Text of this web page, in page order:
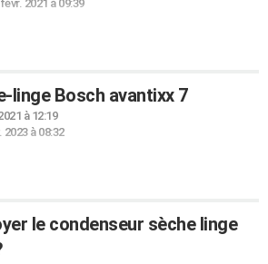
2021 à 09:39
linge Bosch avantixx 7
à 12:19
2023 à 08:32
le condenseur sèche linge